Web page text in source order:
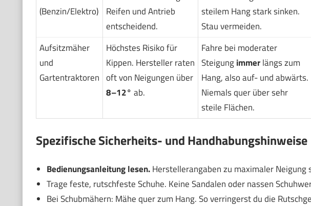
(Benzin/Elektro)
Reifen und Antrieb
entscheidend.
steilem Hang stark sinken.
Stau vermeiden.
Aufsitzmäher
und
Gartentraktoren
Höchstes Risiko für
Kippen. Hersteller raten
oft von Neigungen über
8–12° ab.
Fahre bei moderater
Steigungimmerlängs zum
Hang, also auf- und abwärts.
Niemals quer über sehr
steile Flächen.
Spezifische Sicherheits- und Handhabungshinweise
Bedienungsanleitung lesen.Herstellerangaben zu maximaler Neigung
Trage feste, rutschfeste Schuhe. Keine Sandalen oder nassen
Bei Schubmähern: Mähe quer zum Hang. So verringerst du die